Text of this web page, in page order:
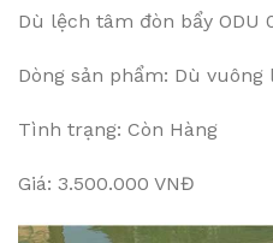
Dù lệch tâm đòn bẩy ODU
Dòng sản phẩm: Dù vuông
Tình trạng: Còn Hàng
Giá: 3.500.000 VNĐ